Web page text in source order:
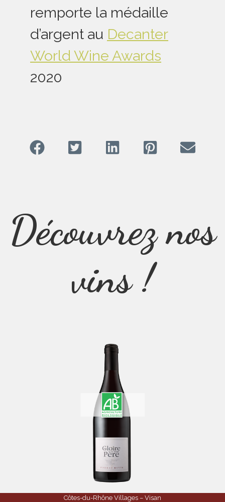
remporte la médaille
d’argent au Decanter
World Wine Awards
2020
Découvrez nos
vins !
Côtes-du-Rhône Villages – Visan